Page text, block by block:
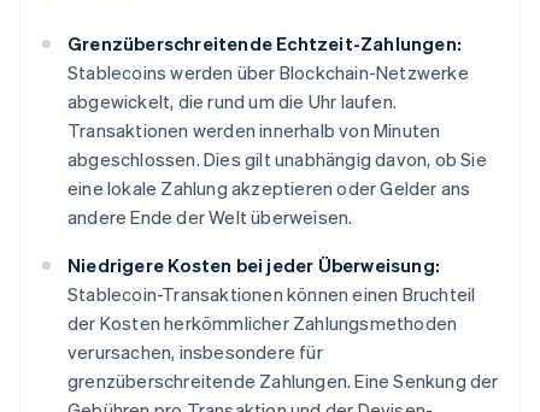
Grenzüberschreitende Echtzeit-Zahlungen:
Stablecoins werden über Blockchain-Netzwerke
abgewickelt, die rund um die Uhr laufen.
Transaktionen werden innerhalb von Minuten
abgeschlossen. Dies gilt unabhängig davon, ob Sie
eine lokale Zahlung akzeptieren oder Gelder ans
andere Ende der Welt überweisen.
Niedrigere Kosten bei jeder Überweisung:
Stablecoin-Transaktionen können einen Bruchteil
der Kosten herkömmlicher Zahlungsmethoden
verursachen, insbesondere für
grenzüberschreitende Zahlungen. Eine Senkung der